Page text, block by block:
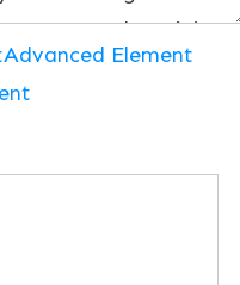
Advanced Element